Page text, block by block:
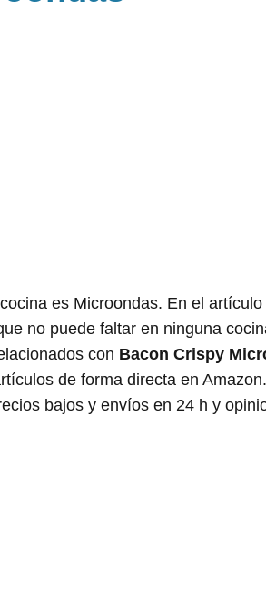
es Microondas. En el
no puede faltar en ninguna
con Bacon Crispy
de forma directa en
bajos y envíos en 24 h y